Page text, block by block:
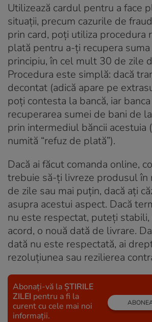
Utilizează cardul pentru a face
situaţii, precum cazurile de
prin card, poţi utiliza procedura
plată pentru a-ţi recupera
principiu, în cel mult 30 de zile
Procedura este simplă: dacă
decontat (adică apare pe
poţi contesta la bancă, iar
recuperarea sumei de bani de
prin intermediul băncii acestuia
numită “refuz de plată”).
Dacă ai făcut comanda online,
trebuie să-ţi livreze produsul în
de zile sau mai puţin, dacă aţi
asupra acestui aspect. Dacă
nu este respectat, puteţi stabili,
acord, o nouă dată de livrare.
dată nu este respectată, ai
rezoluţiunea sau rezilierea
Abonați-vă la ȘTIRILE
ZILEI pentru a fi la
curent cu cele mai noi
informații.